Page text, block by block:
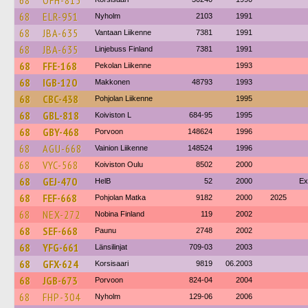
68 ELR-951 Nyholm 2103 1991
68 JBA-635 Vantaan Liikenne 7381 1991
68 JBA-635 Linjebuss Finland 7381 1991
68 FFE-168 Pekolan Liikenne 1993
68 IGB-120 Makkonen 48793 1993
68 CBC-438 Pohjolan Liikenne 1995
68 GBL-818 Koiviston L 684-95 1995
68 GBY-468 Porvoon 148624 1996
68 AGU-668 Vainion Liikenne 148524 1996
68 VYC-568 Koiviston Oulu 8502 2000
68 GEJ-470 HelB 52 2000
68 FEF-668 Pohjolan Matka 9182 2000 2025
68 NEX-272 Nobina Finland 119 2002
68 SEF-668 Paunu 2748 2002
68 YFG-661 Länsilinjat 709-03 2003
68 GFX-624 Korsisaari 9819 06.2003
68 JGB-673 Porvoon 824-04 2004
68 FHP-304 Nyholm 129-06 2006